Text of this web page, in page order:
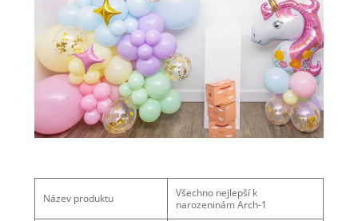
Název produktu
Všechno nejlepší k
narozeninám Arch-1